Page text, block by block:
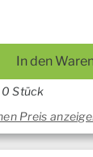
In den
Stück
Preis